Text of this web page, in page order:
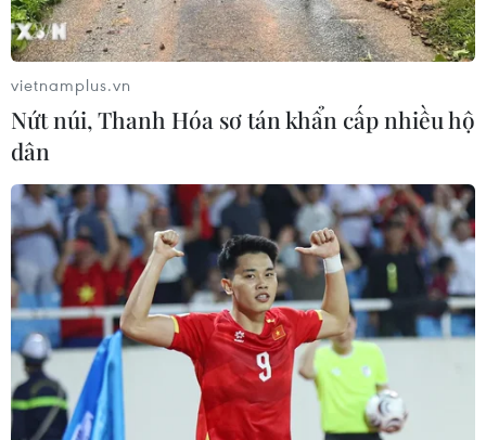
vietnamplus.vn
Nứt núi, Thanh Hóa sơ tán khẩn cấp nhiều hộ
dân